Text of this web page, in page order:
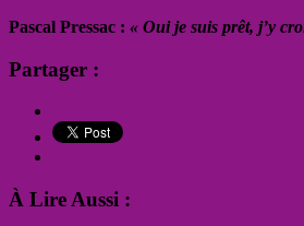
Pascal Pressac : « Oui je suis prêt, j’y
Partager :
À Lire Aussi :